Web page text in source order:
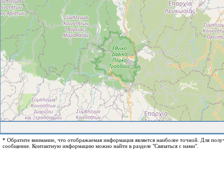
* Обратите внимание, что отображаемая информация является наиболее точной. Для
сообщение. Контактную информацию можно найти в разделе "Связаться с нами".